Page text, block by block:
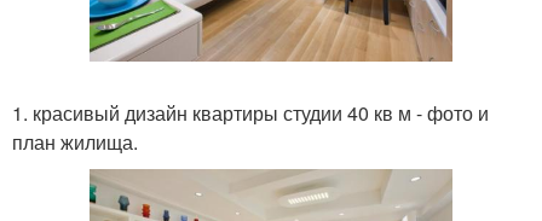
1. красивый дизайн квартиры студии 40 кв м - фото и
план жилища.